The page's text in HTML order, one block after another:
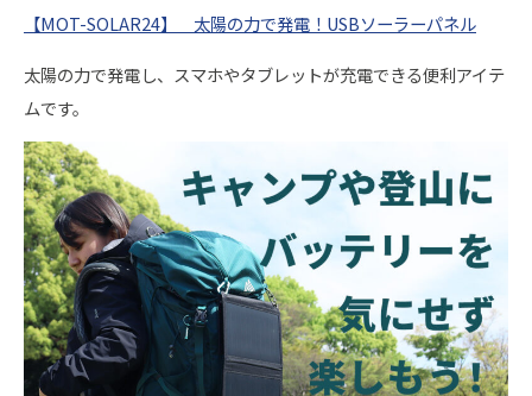
【MOT-SOLAR24】 太陽の力で発電！USBソーラーパネル
太陽の力で発電し、スマホやタブレットが充電できる便利アイテ
ムです。